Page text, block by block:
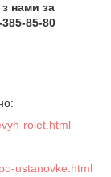
нами за
85-80
rolet.html
ustanovke.html